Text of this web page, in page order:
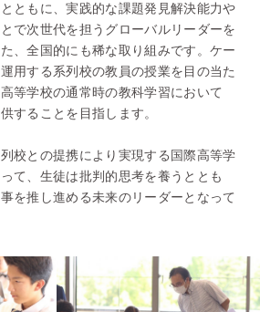
ともに、実践的な課題発見解決能力や
で次世代を担うグローバルリーダーを
、全国的にも稀な取り組みです。ケー
用する系列校の教員の授業を目の当た
等学校の通常時の教科学習において
することを目指します。
校との提携により実現する国際高等学
て、生徒は批判的思考を養うととも
を推し進める未来のリーダーとなって